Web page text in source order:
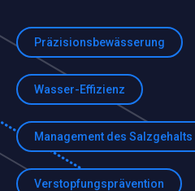
Präzisionsbewässerung
Wasser-Effizienz
Management des Salzgehalts
Verstopfungsprävention